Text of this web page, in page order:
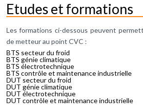
Etudes et formations
Les formations ci-dessous peuvent
de metteur au point CVC :
BTS secteur du froid
BTS génie climatique
BTS électrotechnique
BTS contrôle et maintenance industrielle
DUT secteur du froid
DUT génie climatique
DUT électrotechnique
DUT contrôle et maintenance industrielle